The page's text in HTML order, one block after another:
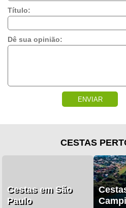
Título:
Dê sua opinião:
ENVIAR
CESTAS
Cestas em São
Paulo